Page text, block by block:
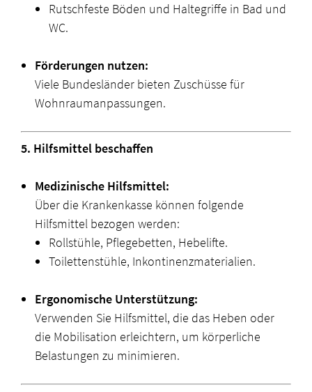
Rutschfeste Böden und Haltegriffe in Bad und
WC.
Förderungen nutzen:
Viele Bundesländer bieten Zuschüsse für
Wohnraumanpassungen.
5. Hilfsmittel beschaffen
Medizinische Hilfsmittel:
Über die Krankenkasse können folgende
Hilfsmittel bezogen werden:
Rollstühle, Pflegebetten, Hebelifte.
Toilettenstühle, Inkontinenzmaterialien.
Ergonomische Unterstützung:
Verwenden Sie Hilfsmittel, die das Heben oder
die Mobilisation erleichtern, um körperliche
Belastungen zu minimieren.